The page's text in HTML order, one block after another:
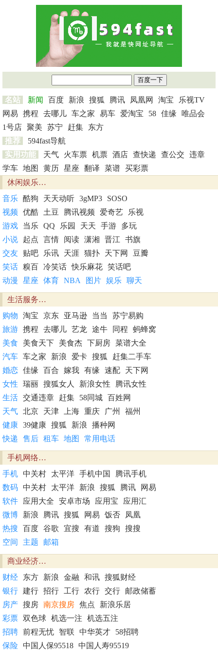
名站 新闻 百度 新浪 搜狐 腾讯 凤凰网 淘宝
乐视TV
网易
携程 去哪儿 车之家 易车 爱淘宝 58 佳缘
唯品会
1号店 聚美 苏宁 赶集
东方
推荐
594fast导航
实用功能
天气 火车票 机票 酒店 查快递 查公交
违章
学车 地图 黄历 星座 翻译 菜谱 买彩票
休闲娱乐…
音乐 酷狗 天天动听 3gMP3
SOSO
视频
优酷 土豆 腾讯视频 爱奇艺
乐视
游戏
当乐 QQ 乐园 天天 手游
多玩
小说
起点 言情 阅读 潇湘 晋江
书旗
交友
贴吧 乐讯 天涯 猫扑 天下网
豆瓣
笑话 糗百 冷笑话 快乐麻花 笑话吧
动漫
星座 体育 NBA 图片 娱乐 聊天
生活服务…
购物
淘宝 京东 亚马逊 当当
苏宁易购
旅游 携程 去哪儿 艺龙 途牛 同程
蚂蜂窝
美食
美食天下 美食杰 下厨房 菜谱大全
汽车 车之家 新浪 爱卡 搜狐
赶集二手车
婚恋 佳缘 百合 嫁我 有缘 速配
天下网
女性
瑞丽 搜狐女人 新浪女性
腾讯女性
生活 交通违章 赶集 58同城 百姓网
天气 北京 天津 上海 重庆 广州
福州
健康 39健康 搜狐 新浪
播种网
快递
售后 租车 地图 常用电话
手机网络…
手机
中关村 太平洋 手机中国
腾讯手机
数码
中关村 太平洋 新浪 搜狐 腾讯
网易
软件
应用大全 安卓市场 应用宝
应用汇
微博
新浪 腾讯 搜狐 网易 饭否
凤凰
热搜
百度 谷歌 宜搜 有道 搜狗
搜搜
空间
主题 邮箱
商业经济…
财经
东方 新浪 金融 和讯 搜狐财经
银行 建行 招行 工行 农行 交行
邮政储蓄
房产 搜房 南京搜房 焦点
新浪乐居
彩票 双色球 机选一注
机选五注
招聘 前程无忧 智联 中华英才
58招聘
保险
中国人保95518 中国人寿95519